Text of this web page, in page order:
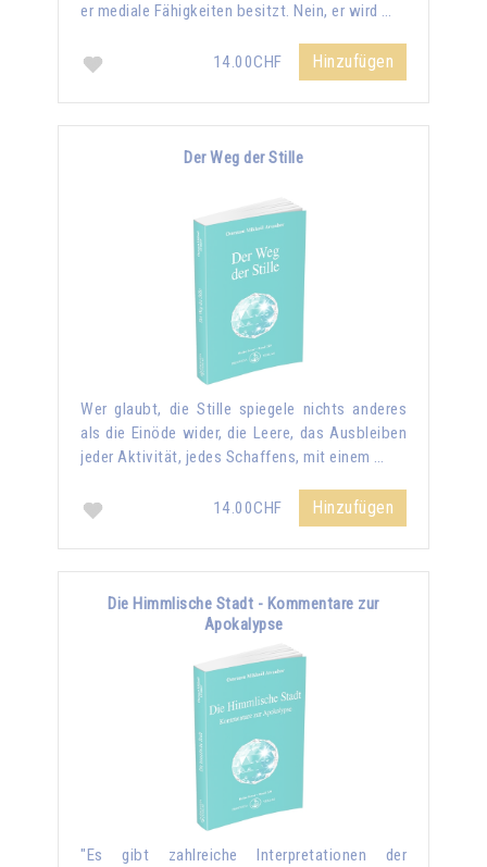
er mediale Fähigkeiten besitzt. Nein, er wird …
14.00CHF Hinzufügen
Der Weg der Stille
Wer glaubt, die Stille spiegele nichts anderes
als die Einöde wider, die Leere, das Ausbleiben
jeder Aktivität, jedes Schaffens, mit einem …
14.00CHF Hinzufügen
Die Himmlische Stadt - Kommentare zur
Apokalypse
"Es gibt zahlreiche Interpretationen der